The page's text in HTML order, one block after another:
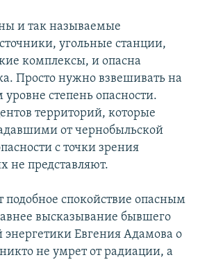
и так называемые
угольные станции,
комплексы, и опасна
Просто нужно взвешивать на
степень опасности.
территорий, которые
от чернобыльской
с точки зрения
не представляют.
подобное спокойствие опасным
высказывание бывшего
Евгения Адамова о
не умрет от радиации, а